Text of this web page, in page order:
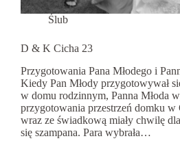
Ślub
D & K Cicha 23
Przygotowania Pana Młodego i
Kiedy Pan Młody przygotowywał
w domu rodzinnym, Panna Młoda
przygotowania przestrzeń domku w
wraz ze świadkową miały chwilę
się szampana. Para wybrała…